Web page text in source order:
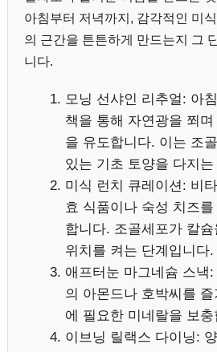
아침부터 저녁까지, 감각적인 미
의 근간을 튼튼하게 만드는지 그
니다.
모닝 선샤인 리추얼: 아
책을 통해 자연광을 쬐
을 유도합니다. 이는 조
있는 기초 토양을 다지
미식 런치 큐레이션: 비
효 식품이나 숙성 치즈
합니다. 조골세포가 칼
위치를 켜는 단계입니다.
애프터눈 마그네슘 스낵
의 아몬드나 호박씨를
에 필요한 미네랄을 보충
이브닝 릴랙스 다이닝: